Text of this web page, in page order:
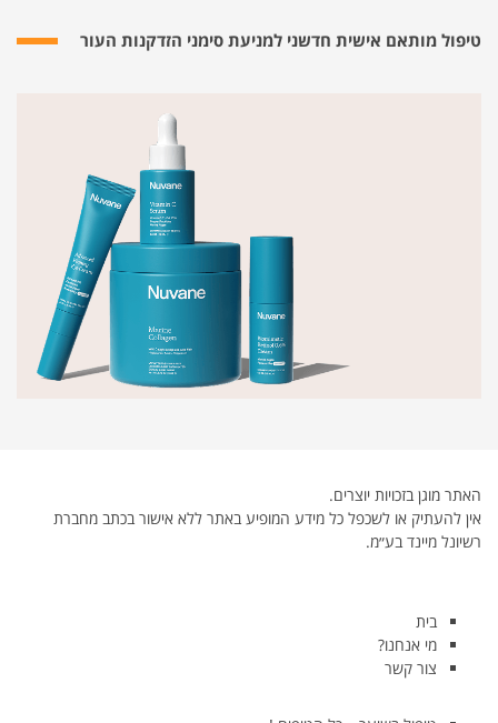
טיפול מותאם אישית חדשני למניעת סימני הזדקנות העור
האתר מוגן בזכויות יוצרים.
אין להעתיק או לשכפל כל מידע המופיע באתר ללא אישור בכתב מחברת
רשיונל מיינד בע״מ.
בית
מי אנחנו?
צור קשר